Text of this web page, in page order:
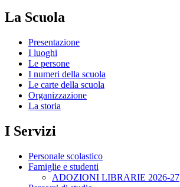
La Scuola
Presentazione
I luoghi
Le persone
I numeri della scuola
Le carte della scuola
Organizzazione
La storia
I Servizi
Personale scolastico
Famiglie e studenti
ADOZIONI LIBRARIE 2026-27